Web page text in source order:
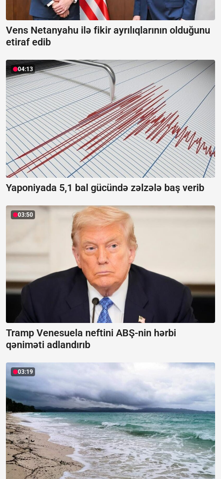
Vens Netanyahu ilə fikir ayrılıqlarının olduğunu
etiraf edib
04:13
Yaponiyada 5,1 bal gücündə zəlzələ baş verib
03:50
Tramp Venesuela neftini ABŞ-nin hərbi
qəniməti adlandırıb
03:19